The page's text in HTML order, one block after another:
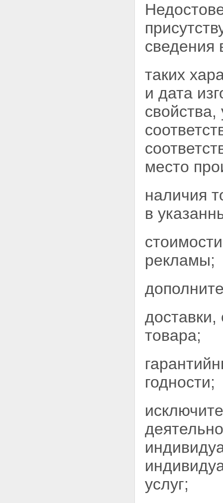
сведения
таких
и дата
место
наличия
в
рекламы;
товара;
годности;
услуг;